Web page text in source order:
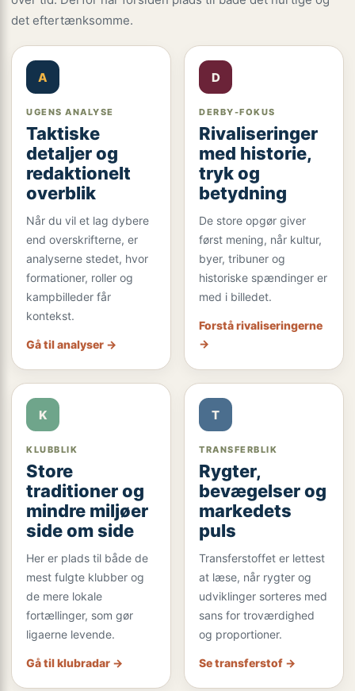
det eftertænksomme.
A
UGENS ANALYSE
Taktiske
detaljer og
redaktionelt
overblik
Når du vil et lag dybere
end overskrifterne, er
analyserne stedet, hvor
formationer, roller og
kampbilleder får
kontekst.
Gå til analyser →
D
DERBY-FOKUS
Rivaliseringer
med historie,
tryk og
betydning
De store opgør giver
først mening, når kultur,
byer, tribuner og
historiske spændinger er
med i billedet.
Forstå rivaliseringerne
→
K
KLUBBLIK
Store
traditioner og
mindre miljøer
side om side
Her er plads til både de
mest fulgte klubber og
de mere lokale
fortællinger, som gør
ligaerne levende.
Gå til klubradar →
T
TRANSFERBLIK
Rygter,
bevægelser og
markedets
puls
Transferstoffet er lettest
at læse, når rygter og
udviklinger sorteres med
sans for troværdighed
og proportioner.
Se transferstof →